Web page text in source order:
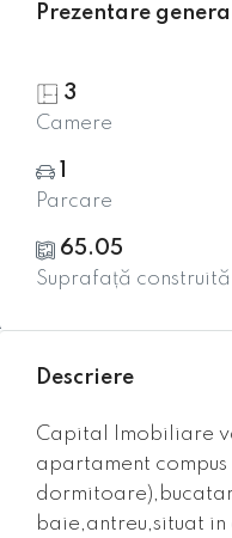
Prezentare
3
Camere
Parcare
65.05
Suprafață construită
Descriere
Capital Imobiliare
apartament compus
baie,antreu,situat